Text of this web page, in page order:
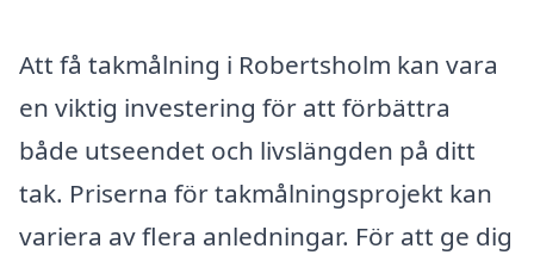
Att få takmålning i Robertsholm kan vara
en viktig investering för att förbättra
både utseendet och livslängden på ditt
tak. Priserna för takmålningsprojekt kan
variera av flera anledningar. För att ge dig